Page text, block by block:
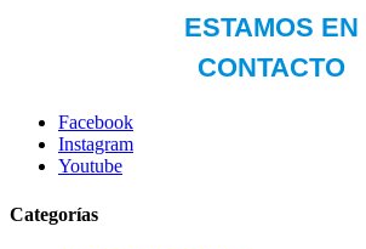
Facebook
Instagram
Youtube
Categorías